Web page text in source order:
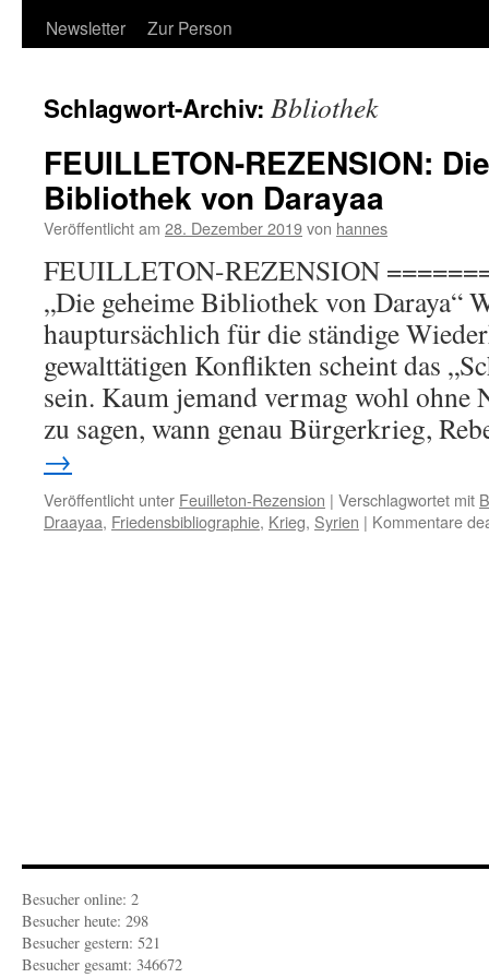
Newsletter
Zur Person
Schlagwort-Archiv: Bbliothek
FEUILLETON-REZENSION:
Bibliothek von Darayaa
Veröffentlicht am 28. Dezember 2019von hannes
FEUILLETON-REZENSION
„Die geheime Bibliothek von Daraya“
hauptursächlich für die ständige
gewalttätigen Konflikten scheint das
sein. Kaum jemand vermag wohl ohne
zu sagen, wann genau Bürgerkrieg,
→
Veröffentlicht unter Feuilleton-Rezension | Verschlagwortet mit
Draayaa, Friedensbibliographie, Krieg, Syrien | Kommentare
Besucher online: 2
Besucher heute: 298
Besucher gestern: 521
Besucher gesamt: 346672